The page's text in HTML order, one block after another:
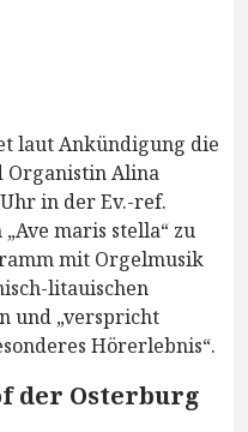
laut Ankündigung die
Organistin Alina
in der Ev.-ref.
maris stella“ zu
mit Orgelmusik
litauischen
und „verspricht
Hörerlebnis“.
der Osterburg